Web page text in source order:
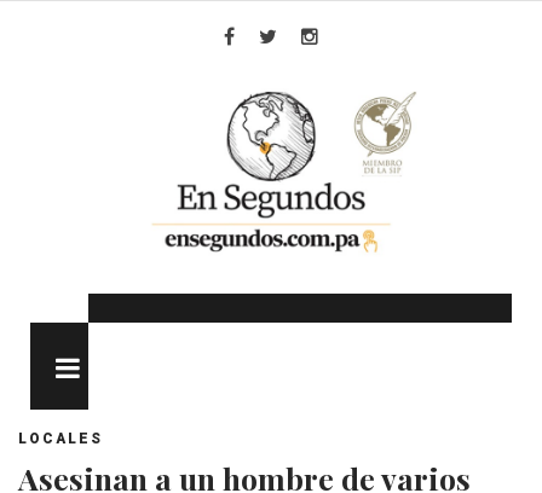
LOCALES
Asesinan a un hombre de varios